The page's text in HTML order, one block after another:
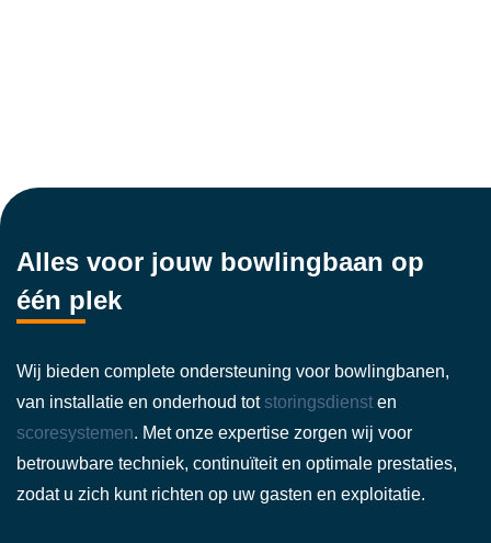
Alles voor jouw bowlingbaan op
één plek
Wij bieden complete ondersteuning voor bowlingbanen,
van installatie en onderhoud tot storingsdienst en
scoresystemen. Met onze expertise zorgen wij voor
betrouwbare techniek, continuïteit en optimale prestaties,
zodat u zich kunt richten op uw gasten en exploitatie.